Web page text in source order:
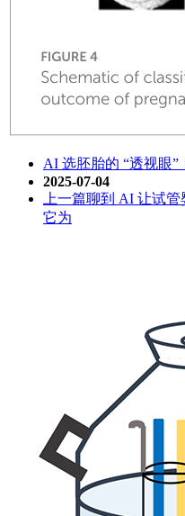
AI 选胚胎的 “透视眼
2025-07-04
上一篇聊到 AI 让试
它为